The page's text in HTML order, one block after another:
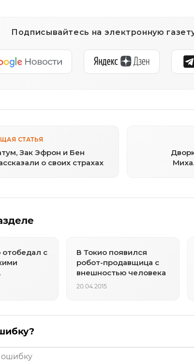
Подписывайтесь на электронную
СТАТЬЯ
Зак Эфрон и Бен
о своих страхах
с
В Токио появился
робот-продавщица с
внешностью человека
20.04.2015